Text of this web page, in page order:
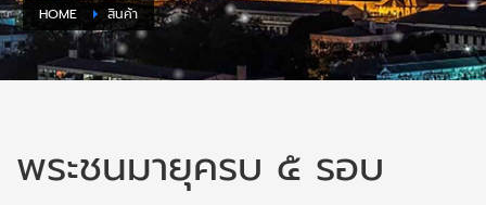
HOME สินค้า
พระชนมายุครบ ๕ รอบ